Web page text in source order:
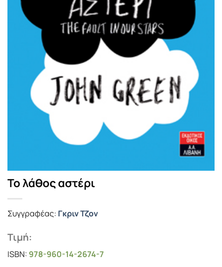
Το λάθος αστέρι
Συγγραφέας: Γκριν Τζον
Τιμή:
ISBN: 978-960-14-2674-7